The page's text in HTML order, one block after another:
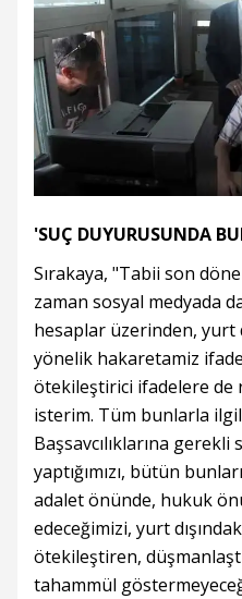
'SUÇ DUYURUSUNDA
Sırakaya, "Tabii son
zaman sosyal medyada
hesaplar üzerinden, yurt
yönelik hakaretamiz
ötekileştirici ifadelere de
isterim. Tüm bunlarla
Başsavcılıklarına gerekli
yaptığımızı, bütün
adalet önünde, hukuk
edeceğimizi, yurt
ötekileştiren,
tahammül